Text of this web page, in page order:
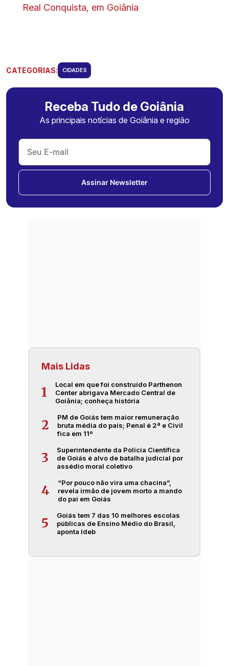
Real Conquista, em Goiânia
CATEGORIAS: CIDADES
Receba Tudo de Goiânia
As principais notícias de Goiânia e região
Assinar Newsletter
Mais Lidas
1
Local em que foi construído Parthenon
Center abrigava Mercado Central de
Goiânia; conheça história
2
PM de Goiás tem maior remuneração
bruta média do país; Penal é 2ª e Civil
fica em 11º
3
Superintendente da Polícia Científica
de Goiás é alvo de batalha judicial por
assédio moral coletivo
4
“Por pouco não vira uma chacina”,
revela irmão de jovem morto a mando
do pai em Goiás
5
Goiás tem 7 das 10 melhores escolas
públicas de Ensino Médio do Brasil,
aponta Ideb